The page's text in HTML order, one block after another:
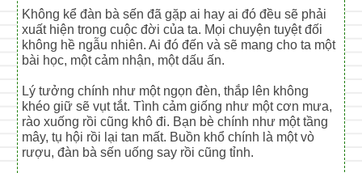
Không kể đàn bà sến đã gặp ai hay ai đó đều sẽ phải
xuất hiện trong cuộc đời của ta. Mọi chuyện tuyệt đối
không hề ngẫu nhiên. Ai đó đến và sẽ mang cho ta một
bài học, một cảm nhận, một dấu ấn.
Lý tưởng chính như một ngọn đèn, thắp lên không
khéo giữ sẽ vụt tắt. Tình cảm giống như một cơn mưa,
rào xuống rồi cũng khô đi. Bạn bè chính như một tầng
mây, tụ hội rồi lại tan mất. Buồn khổ chính là một vò
rượu, đàn bà sến uống say rồi cũng tỉnh.